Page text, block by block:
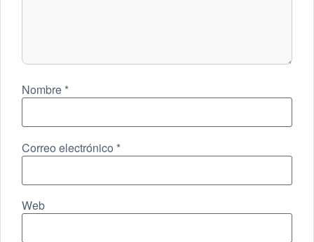
Nombre *
Correo electrónico *
Web